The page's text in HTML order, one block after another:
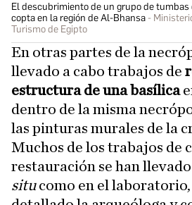
El descubrimiento de un grupo de tumbas
copta en la región de Al-Bhansa
Turismo de Egipto
En otras partes de la
llevado a cabo trabajos de
estructura de una basílica
dentro de la misma
las pinturas murales de la
Muchos de los trabajos de
restauración se han
situcomo en el laboratorio,